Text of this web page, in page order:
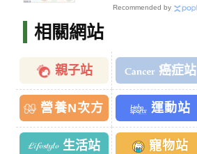
Recommended by
相關網站
親子站 癌症站
營養N次方 運動站
生活站 寵物站